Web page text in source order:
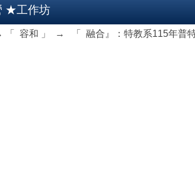
★工作坊
「 容和 」 → 「 融合』：特教系115年普